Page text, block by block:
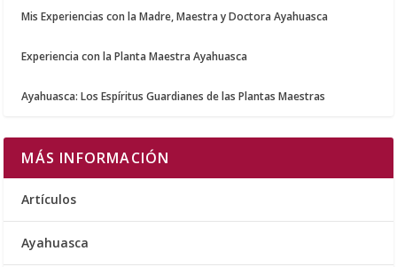
Mis Experiencias con la Madre, Maestra y Doctora Ayahuasca
Experiencia con la Planta Maestra Ayahuasca
Ayahuasca: Los Espíritus Guardianes de las Plantas Maestras
MÁS INFORMACIÓN
Artículos
Ayahuasca